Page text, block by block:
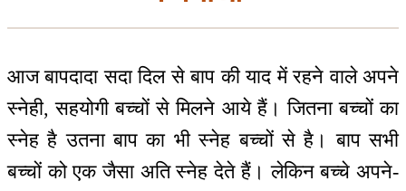
आज बापदादा सदा दिल से बाप की याद में रहने वाले अपने
स्नेही, सहयोगी बच्चों से मिलने आये हैं। जितना बच्चों का
स्नेह है उतना बाप का भी स्नेह बच्चों से है। बाप सभी
बच्चों को एक जैसा अति स्नेह देते हैं। लेकिन बच्चे अपने-